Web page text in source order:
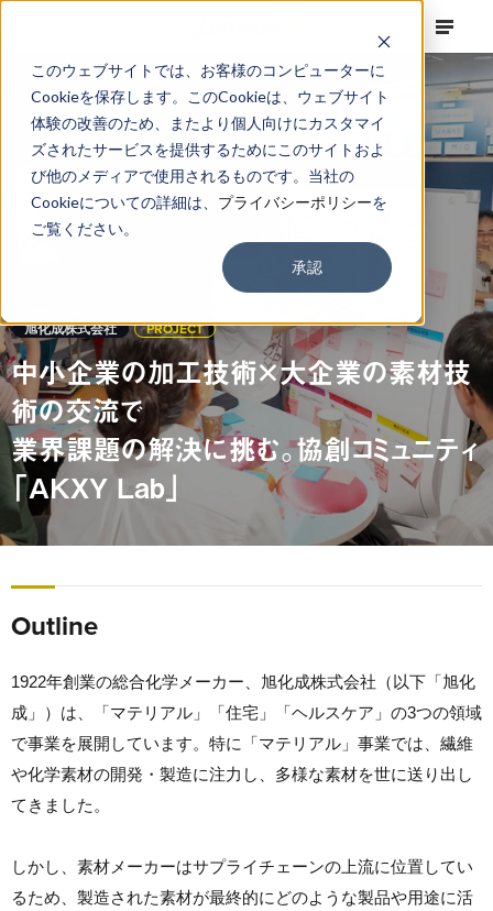
このウェブサイトでは、お客様のコンピューターに
Cookieを保存します。このCookieは、ウェブサイト
体験の改善のため、またより個人向けにカスタマイ
ズされたサービスを提供するためにこのサイトおよ
び他のメディアで使用されるものです。当社の
Cookieについての詳細は、 プライバシーポリシーを
ご覧ください。
承認
旭化成株式会社 PROJECT
中小企業の加工技術×大企業の素材技
術の交流で
業界課題の解決に挑む。協創コミュニティ
「AKXY Lab」
Outline
1922年創業の総合化学メーカー、旭化成株式会社（以下「旭化
成」）は、「マテリアル」「住宅」「ヘルスケア」の3つの領域
で事業を展開しています。特に「マテリアル」事業では、繊維
や化学素材の開発・製造に注力し、多様な素材を世に送り出し
てきました。
しかし、素材メーカーはサプライチェーンの上流に位置してい
るため、製造された素材が最終的にどのような製品や用途に活